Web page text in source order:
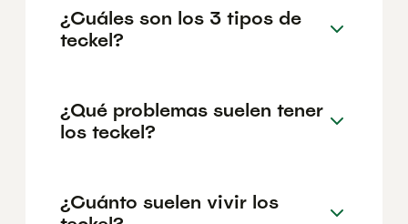
¿Cuáles son los 3 tipos de
teckel?
¿Qué problemas suelen tener
los teckel?
¿Cuánto suelen vivir los